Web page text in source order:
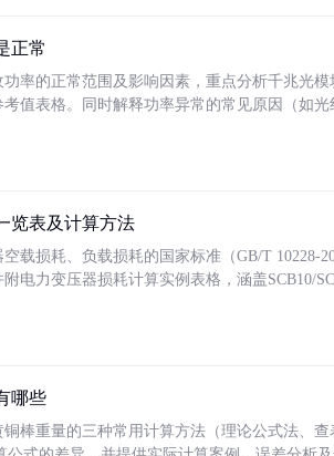
正常
率的正常范围及影响因素，重点分析千兆光
值表格。同时解释功率异常的常见原因（如
览表及计算方法
载损耗、负载损耗的国家标准（GB/T 10228-
电力变压器损耗计算实例表格，涵盖SCB10/
哪些
棒重量的三种常用计算方法（理论公式法、